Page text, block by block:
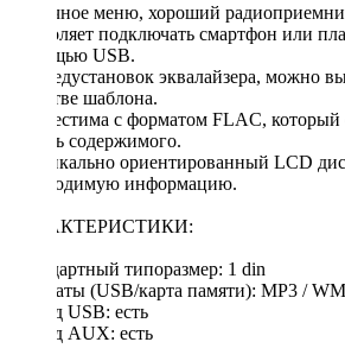
Логичное меню, хороший
Позволяет подключать смартфон или
помощью USB.
15 предустановок эквалайзера, можно
качестве шаблона.
Совместима с форматом FLAC, который
потерь содержимого.
Вертикально ориентированный LCD
необходимую информацию.
ХАРАКТЕРИСТИКИ:
Стандартный типоразмер: 1 din
Форматы (USB/карта памяти): MP3 /
Выход USB: есть
Выход AUX: есть